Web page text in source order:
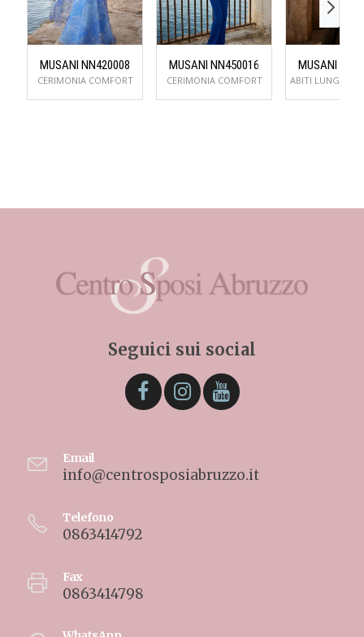
MUSANI NN420008
CERIMONIA COMFORT
MUSANI NN450016
CERIMONIA COMFORT
MUSANI
Seguici sui social
Email
info@centrosposiabruzzo.it
Telefono
0863414792
Fax
0863414798